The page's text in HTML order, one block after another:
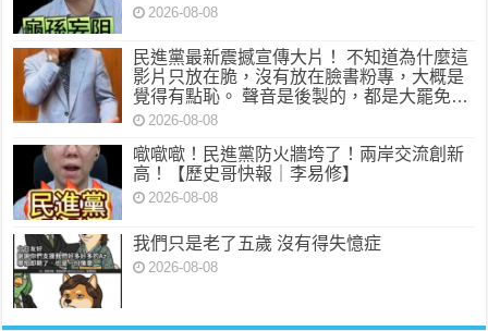
2026-08-08
民進黨最新震撼宣傳大片！ 不知道為什麼這
影片只放在脆，沒有放在臉書粉專，大概是
覺得有點恥。 聲音是後製的，都是大罷免…
2026-08-08
噷噷噷！民進黨防火牆垮了！兩岸交流創新
高！【歷史哥快報｜李易修】
2026-08-08
我們只是老了五歲 沒有得失憶症
2026-08-08